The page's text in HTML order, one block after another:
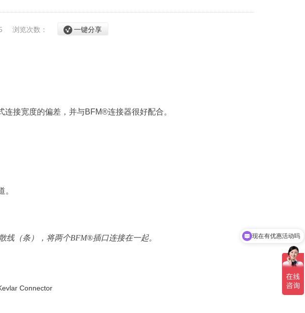
5 浏览次数： 一键分享
连接宽度的偏差，并与BFM®连接器很好配合。
。
（条），将两个BFM®插口连接在一起。
Connector
现在有优惠活动吗